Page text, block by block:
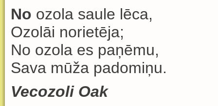
No ozola saule lēca,
Ozolāi norietēja;
No ozola es paņēmu,
Sava mūža padomiņu.
Vecozoli Oak